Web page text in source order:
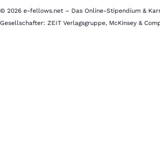
© 2026 e-fellows.net – Das Online-Stipendium &
Gesellschafter: ZEIT Verlagsgruppe, McKinsey &